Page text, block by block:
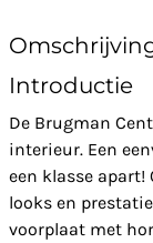
Introductie
De Brugman
interieur. Een
een klasse
looks en
voorplaat met